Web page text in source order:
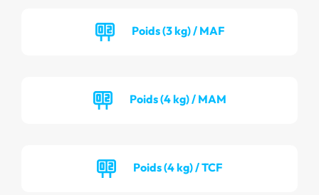
Poids (3 kg) / MAF
Poids (4 kg) / MAM
Poids (4 kg) / TCF